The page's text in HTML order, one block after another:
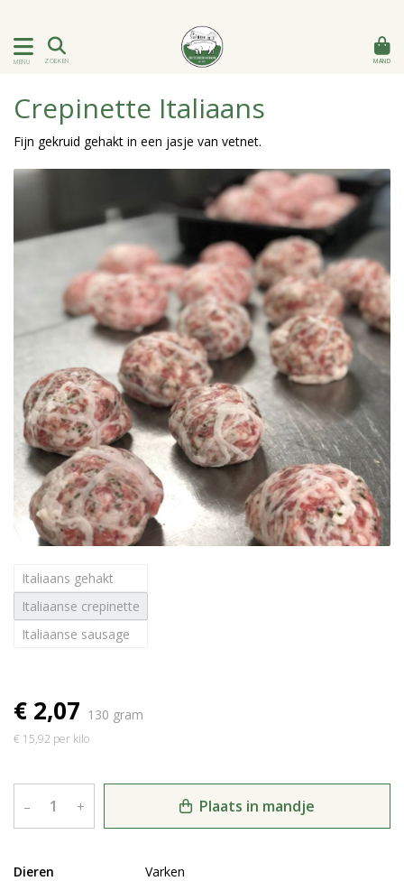
MENU ZOEKEN MAND
Crepinette Italiaans
Fijn gekruid gehakt in een jasje van vetnet.
Italiaans gehakt
Italiaanse crepinette
Italiaanse sausage
€ 2,07 130 gram
€ 15,92 per kilo
– + Plaats in mandje
Dieren
Varken